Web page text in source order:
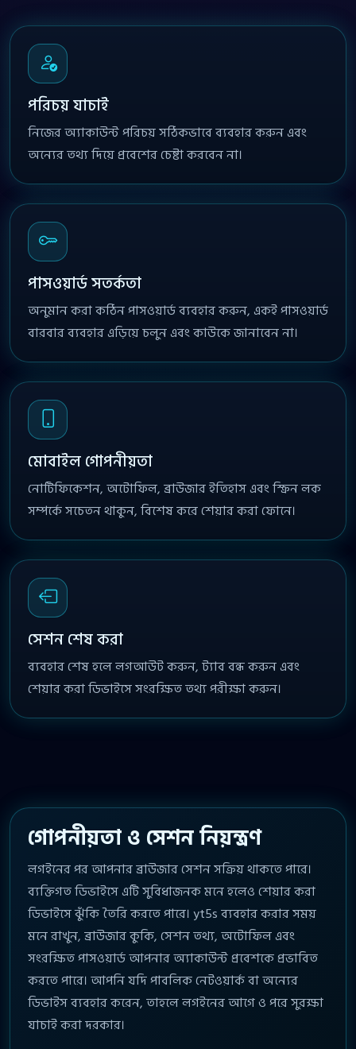
পরিচয় যাচাই
নিজের অ্যাকাউন্ট পরিচয় সঠিকভাবে ব্যবহার করুন এবং
অন্যের তথ্য দিয়ে প্রবেশের চেষ্টা করবেন না।
পাসওয়ার্ড সতর্কতা
অনুমান করা কঠিন পাসওয়ার্ড ব্যবহার করুন, একই পাসওয়ার্ড
বারবার ব্যবহার এড়িয়ে চলুন এবং কাউকে জানাবেন না।
মোবাইল গোপনীয়তা
নোটিফিকেশন, অটোফিল, ব্রাউজার ইতিহাস এবং স্ক্রিন লক
সম্পর্কে সচেতন থাকুন, বিশেষ করে শেয়ার করা ফোনে।
সেশন শেষ করা
ব্যবহার শেষ হলে লগআউট করুন, ট্যাব বন্ধ করুন এবং
শেয়ার করা ডিভাইসে সংরক্ষিত তথ্য পরীক্ষা করুন।
গোপনীয়তা ও সেশন নিয়ন্ত্রণ
লগইনের পর আপনার ব্রাউজার সেশন সক্রিয় থাকতে পারে।
ব্যক্তিগত ডিভাইসে এটি সুবিধাজনক মনে হলেও শেয়ার করা
ডিভাইসে ঝুঁকি তৈরি করতে পারে। yt5s ব্যবহার করার সময়
মনে রাখুন, ব্রাউজার কুকি, সেশন তথ্য, অটোফিল এবং
সংরক্ষিত পাসওয়ার্ড আপনার অ্যাকাউন্ট প্রবেশকে প্রভাবিত
করতে পারে। আপনি যদি পাবলিক নেটওয়ার্ক বা অন্যের
ডিভাইস ব্যবহার করেন, তাহলে লগইনের আগে ও পরে সুরক্ষা
যাচাই করা দরকার।